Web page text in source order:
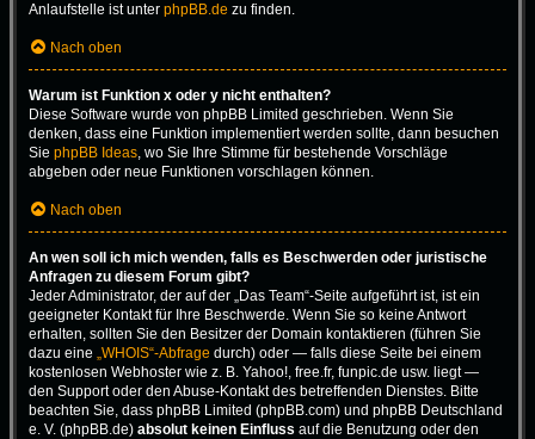
Anlaufstelle ist unter phpBB.de zu finden.
Nach oben
Warum ist Funktion x oder y nicht enthalten?
Diese Software wurde von phpBB Limited geschrieben. Wenn Sie
denken, dass eine Funktion implementiert werden sollte, dann besuchen
Sie phpBB Ideas, wo Sie Ihre Stimme für bestehende Vorschläge
abgeben oder neue Funktionen vorschlagen können.
Nach oben
An wen soll ich mich wenden, falls es Beschwerden oder juristische
Anfragen zu diesem Forum gibt?
Jeder Administrator, der auf der „Das Team“-Seite aufgeführt ist, ist ein
geeigneter Kontakt für Ihre Beschwerde. Wenn Sie so keine Antwort
erhalten, sollten Sie den Besitzer der Domain kontaktieren (führen Sie
dazu eine „WHOIS“-Abfrage durch) oder — falls diese Seite bei einem
kostenlosen Webhoster wie z. B. Yahoo!, free.fr, funpic.de usw. liegt —
den Support oder den Abuse-Kontakt des betreffenden Dienstes. Bitte
beachten Sie, dass phpBB Limited (phpBB.com) und phpBB Deutschland
e. V. (phpBB.de) absolut keinen Einfluss auf die Benutzung oder den